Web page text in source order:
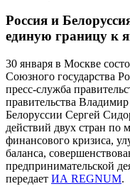
Россия и
единую границу к
30 января в Москве
Союзного государства
пресс-служба
правительства
Белоруссии Сергей
действий двух стран по
финансового кризиса,
баланса,
предпринимательской
передает ИА REGNUM.